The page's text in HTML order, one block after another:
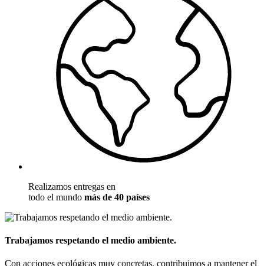
Realizamos entregas en
todo el mundo más de 40 países
Trabajamos respetando el medio ambiente.
Con acciones ecológicas muy concretas, contribuimos a mantener el